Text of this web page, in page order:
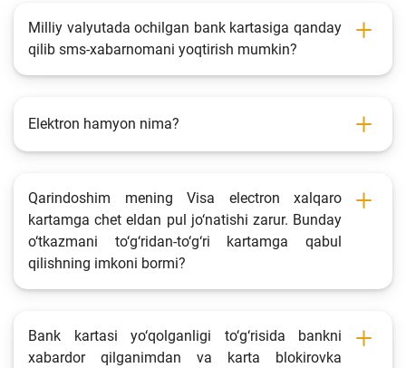
Milliy valyutada ochilgan bank kartasiga qanday
qilib sms-xabarnomani yoqtirish mumkin?
Elektron hamyon nima?
Qarindoshim mening Visa electron xalqaro
kartamga chet eldan pul jo‘natishi zarur. Bunday
o‘tkazmani to‘g‘ridan-to‘g‘ri kartamga qabul
qilishning imkoni bormi?
Bank kartasi yo‘qolganligi to‘g‘risida bankni
xabardor qilganimdan va karta blokirovka